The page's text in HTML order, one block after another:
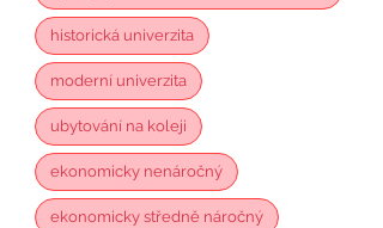
historická univerzita
moderní univerzita
ubytování na koleji
ekonomicky nenáročný
ekonomicky středně náročný